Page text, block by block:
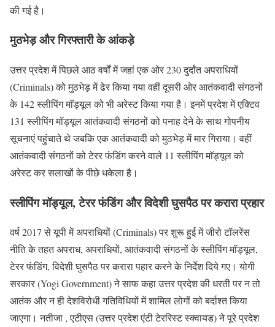
की गई है।
मुठभेड़ और गिरफ्तारी के आंकड़े
उत्तर प्रदेश में पिछले आठ वर्षों में जहां एक ओर 230 दुर्दांत अपराधियों
(Criminals) को मुठभेड़ में ढेर किया गया वहीं दूसरी ओर आतंकवादी संगठनों
के 142 स्लीपिंग माॅड्यूल को भी अरेस्ट किया गया है। इनमें प्रदेश में एक्टिव
131 स्लीपिंग मॉड्यूल आतंकवादी संगठनों को पनाह देने के साथ गोपनीय
सूचनाएं पहुंचाते थे जबकि एक आतंकवादी को मुठभेड़ में मार गिराया। वहीं
आतंकवादी संगठनों को टेरर फंडिंग करने वाले 11 स्लीपिंग माॅड्यूल को
अरेस्ट कर सलाखों के पीछे धकेला है।
स्लीपिंग मॉड्यूल, टेरर फंडिंग और विदेशी घुसपैठ पर करारा प्रहार
वर्ष 2017 से यूपी में अपराधियों (Criminals) पर शुरू हुई में जीरो टॉलरेंस
नीति के तहत अपराध, अपराधियों, आतंकवादी संगठनों के स्लीपिंग मॉड्यूल,
टेरर फंडिंग, विदेशी घुसपैठ पर करारा पहार करने के निर्देश दिये गए। योगी
सरकार (Yogi Government) ने साफ कहा उत्तर प्रदेश की धरती पर न तो
आतंक और न ही देशविरोधी गतिविधियों में शामिल लोगों को बर्दाश्त किया
जाएगा। नतीजा , एटीएस (उत्तर प्रदेश एंटी टेररिस्ट स्क्वायड) ने पूरे प्रदेश